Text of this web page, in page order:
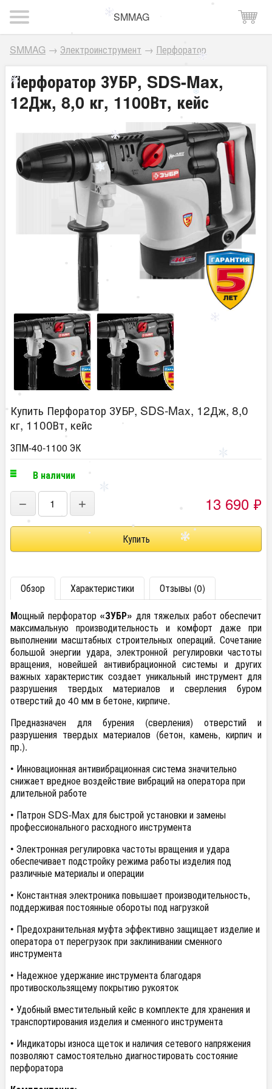
SMMAG
SMMAG → Электроинструмент → Перфоратор
Перфоратор ЗУБР, SDS-Max,
12Дж, 8,0 кг, 1100Вт, кейс
Купить Перфоратор ЗУБР, SDS-Max, 12Дж, 8,0
кг, 1100Вт, кейс
ЗПМ-40-1100 ЭК
В наличии
− + 13 690 ₽
Обзор Характеристики
Отзывы (0)
Мощный перфоратор «ЗУБР» для тяжелых работ обеспечит
максимальную производительность и комфорт даже при
выполнении масштабных строительных операций. Сочетание
большой энергии удара, электронной регулировки частоты
вращения, новейшей антивибрационной системы и других
важных характеристик создает уникальный инструмент для
разрушения твердых материалов и сверления буром
отверстий до 40 мм в бетоне, кирпиче.
Предназначен для бурения (сверления) отверстий и
разрушения твердых материалов (бетон, камень, кирпич и
пр.).
• Инновационная антивибрационная система значительно
снижает вредное воздействие вибраций на оператора при
длительной работе
• Патрон SDS-Max для быстрой установки и замены
профессионального расходного инструмента
• Электронная регулировка частоты вращения и удара
обеспечивает подстройку режима работы изделия под
различные материалы и операции
• Константная электроника повышает производительность,
поддерживая постоянные обороты под нагрузкой
• Предохранительная муфта эффективно защищает изделие и
оператора от перегрузок при заклинивании сменного
инструмента
• Надежное удержание инструмента благодаря
противоскользящему покрытию рукояток
• Удобный вместительный кейс в комплекте для хранения и
транспортирования изделия и сменного инструмента
• Индикаторы износа щеток и наличия сетевого напряжения
позволяют самостоятельно диагностировать состояние
перфоратора